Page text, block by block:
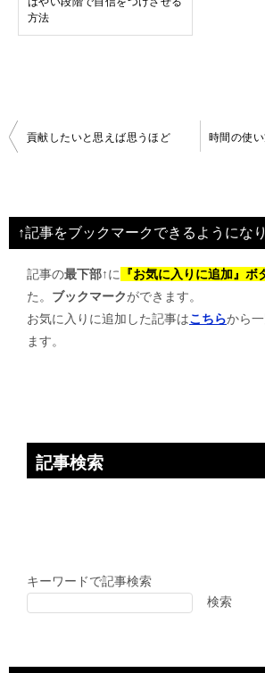
方法
投
ビ
ゲ
貢献したいと思えば思うほど
↑記事をブックマークできるようにな
記事の最下部↑に 『お気に入りに追加』ボ
た。 ブックマークができます。
お気に入りに追加した記事はこちらから
ます。
記事検索
キーワードで記事検索
検索